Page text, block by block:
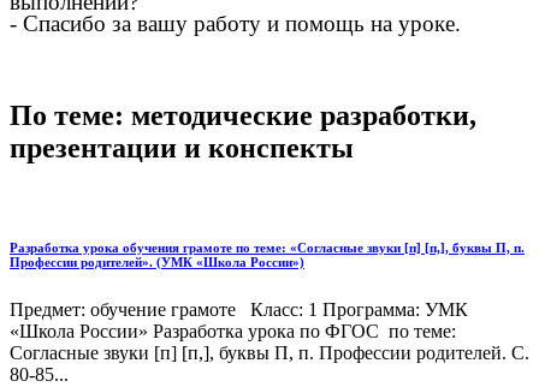
- Спасибо за вашу работу и помощь на уроке.
По теме: методические разработки,
презентации и конспекты
Разработка урока обучения грамоте по теме: «Согласные звуки [п] [п,], буквы П, п.
Профессии родителей». (УМК «Школа России»)
Предмет: обучение грамоте Класс: 1 Программа: УМК
«Школа России» Разработка урока по ФГОС по теме:
Согласные звуки [п] [п,], буквы П, п. Профессии родителей. С.
80-85...